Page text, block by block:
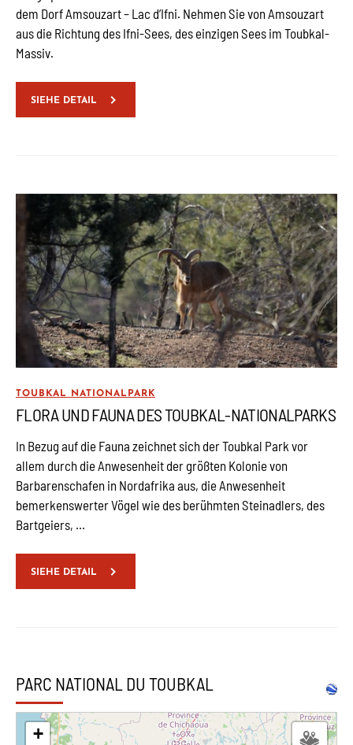
dem Dorf Amsouzart – Lac d’Ifni. Nehmen Sie von Amsouzart
aus die Richtung des Ifni-Sees, des einzigen Sees im Toubkal-
Massiv.
SIEHE DETAIL
TOUBKAL NATIONALPARK
FLORA UND FAUNA DES TOUBKAL-NATIONALPARKS
In Bezug auf die Fauna zeichnet sich der Toubkal Park vor
allem durch die Anwesenheit der größten Kolonie von
Barbarenschafen in Nordafrika aus, die Anwesenheit
bemerkenswerter Vögel wie des berühmten Steinadlers, des
Bartgeiers, …
SIEHE DETAIL
PARC NATIONAL DU TOUBKAL
+